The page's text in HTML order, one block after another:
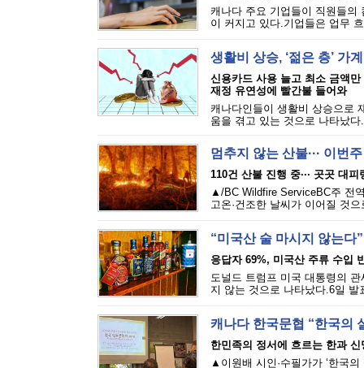
캐나다 주요 기업들이 직원들의
이 커지고 있다.기업들은 업무
생활비 상승, ‘젊은 층’ 가
신용카드 사용 늘고 최소 금액만
재정 유연성에 빨간불 들어와
캐나다인들이 생활비 상승으로
움을 겪고 있는 것으로 나타났
멈추지 않는 산불··· 이번
110건 산불 진행 중··· 곳곳 대피
▲/BC Wildfire ServiceBC주 전
고온·건조한 날씨가 이어질 것
“미국산 술 마시지 않는다
응답자 69%, 미국산 주류 수입
도널드 트럼프 미국 대통령의
지 않는 것으로 나타났다.6일
캐나다 한국문협 “한국의
한민족의 정서에 흐르는 한과 신
▲이원배 시인·수필가가 ‘한국